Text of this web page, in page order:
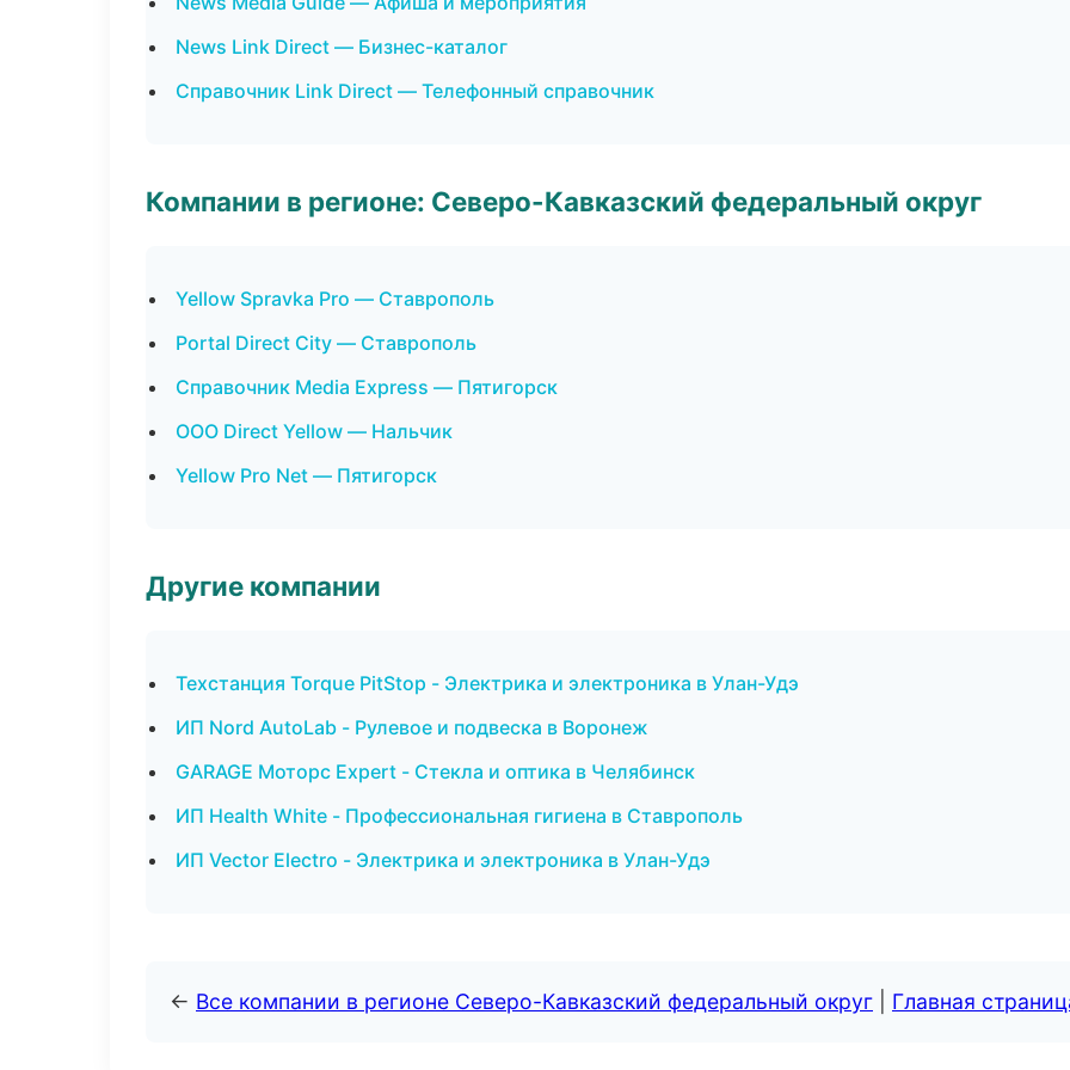
News Link Direct — Бизнес-каталог
Справочник Link Direct — Телефонный справочник
Компании в регионе: Северо-Кавказский федеральный округ
Yellow Spravka Pro — Ставрополь
Portal Direct City — Ставрополь
Справочник Media Express — Пятигорск
ООО Direct Yellow — Нальчик
Yellow Pro Net — Пятигорск
Другие компании
Техстанция Torque PitStop - Электрика и электроника в Улан-Удэ
ИП Nord AutoLab - Рулевое и подвеска в Воронеж
GARAGE Моторс Expert - Стекла и оптика в Челябинск
ИП Health White - Профессиональная гигиена в Ставрополь
ИП Vector Electro - Электрика и электроника в Улан-Удэ
← Все компании в регионе Северо-Кавказский федеральный округ Главная